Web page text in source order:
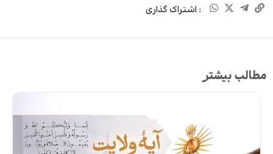
: اشتراک گذاری
مطالب بیشتر